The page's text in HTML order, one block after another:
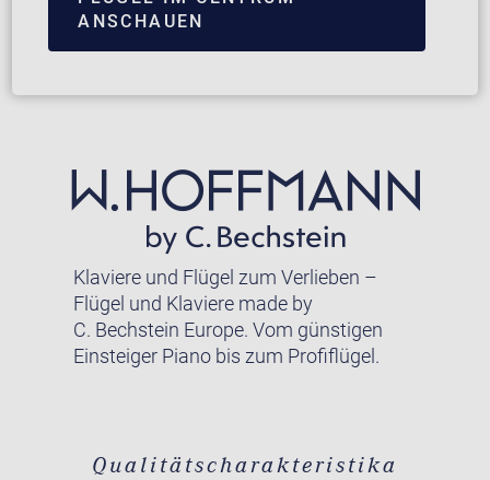
ANSCHAUEN
Klaviere und Flügel zum Verlieben –
Flügel und Klaviere made by
C. Bechstein Europe. Vom günstigen
Einsteiger Piano bis zum Profiflügel.
Qualitätscharakteristika